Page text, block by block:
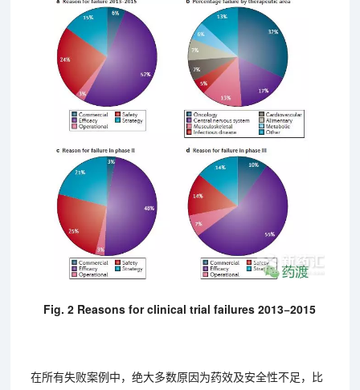
Fig. 2 Reasons for clinical trial failures 2013−2015
在所有失败案例中，绝大多数原因为药效及安全性不足，比